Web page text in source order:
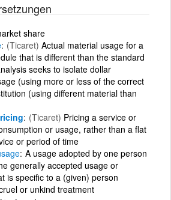
share
(Ticaret) Actual material usage for a
that is different than the standard
seeks to isolate dollar
(using more or less of the correct
(using different material than
(Ticaret) Pricing a service or
or usage, rather than a flat
or period of time
A usage adopted by one person
generally accepted usage or
is specific to a (given) person
or unkind treatment